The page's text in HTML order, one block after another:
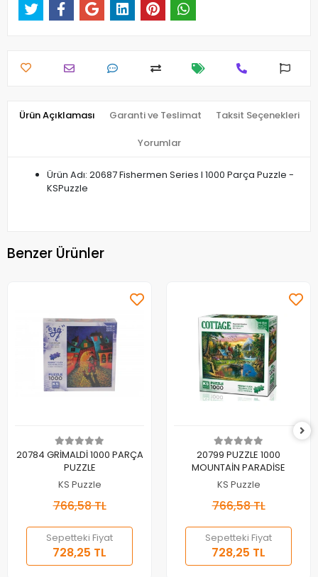
Ürün Açıklaması Garanti ve Teslimat Taksit Seçenekleri
Yorumlar
Ürün Adı: 20687 Fishermen Series I 1000 Parça Puzzle -
KSPuzzle
Benzer Ürünler
Sepete Ekle
20784 GRİMALDİ 1000 PARÇA
PUZZLE
KS Puzzle
766,58 TL
Sepetteki Fiyat
728,25 TL
Sepete Ekle
20799 PUZZLE 1000
MOUNTAİN PARADİSE
KS Puzzle
766,58 TL
Sepetteki Fiyat
728,25 TL